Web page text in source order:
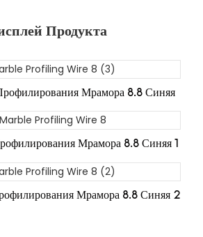
Продукта
Мрамора 8.8 Синяя
Мрамора 8.8 Синяя 1
Мрамора 8.8 Синяя 2